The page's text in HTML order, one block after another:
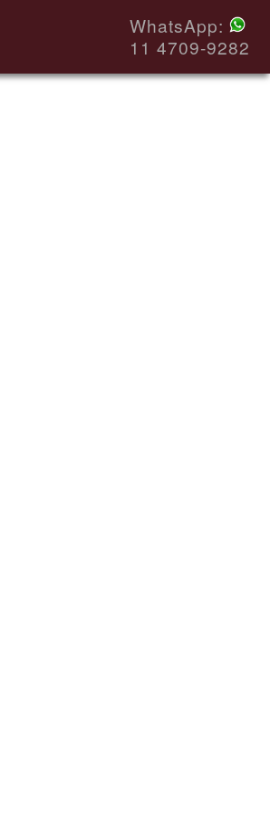
WhatsApp:
11 4709-9282